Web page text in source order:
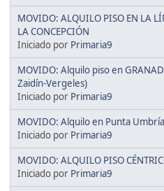
MOVIDO: ALQUILO PISO EN LA
LA CONCEPCIÓN
Iniciado por Primaria9
MOVIDO: Alquilo piso en
Zaidín-Vergeles)
Iniciado por Primaria9
MOVIDO: Alquilo en Punta Umbría
Iniciado por Primaria9
MOVIDO: ALQUILO PISO
Iniciado por Primaria9